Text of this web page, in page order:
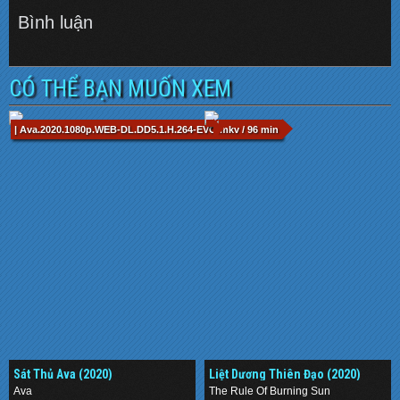
Bình luận
CÓ THỂ BẠN MUỐN XEM
| Ava.2020.1080p.WEB-DL.DD5.1.H.264-EVO.mkv / 96 min
Sát Thủ Ava (2020)
Ava
Liệt Dương Thiên Đạo (2020)
The Rule Of Burning Sun